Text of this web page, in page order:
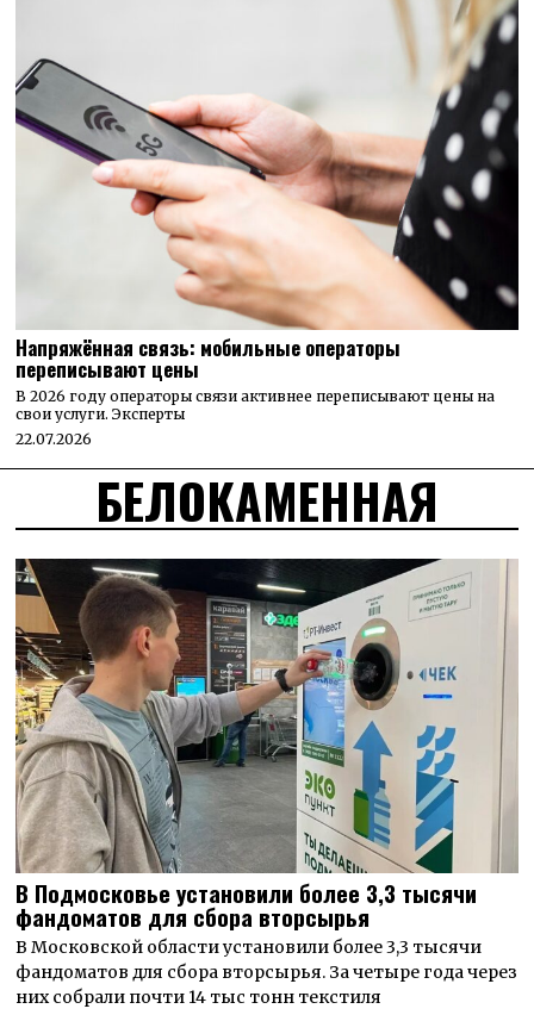
Напряжённая связь: мобильные операторы
переписывают цены
В 2026 году операторы связи активнее переписывают цены на
свои услуги. Эксперты
22.07.2026
БЕЛОКАМЕННАЯ
В Подмосковье установили более 3,3 тысячи
фандоматов для сбора вторсырья
В Московской области установили более 3,3 тысячи
фандоматов для сбора вторсырья. За четыре года через
них собрали почти 14 тыс тонн текстиля